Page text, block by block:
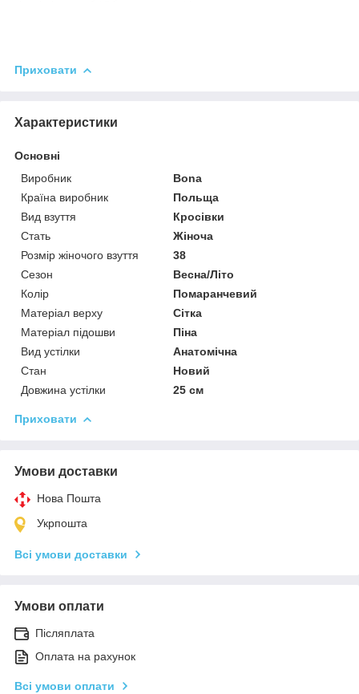
Приховати
Характеристики
Основні
Виробник
Bona
Країна виробник
Польща
Вид взуття
Кросівки
Стать
Жіноча
Розмір жіночого взуття
38
Сезон
Весна/Літо
Колір
Помаранчевий
Матеріал верху
Сітка
Матеріал підошви
Піна
Вид устілки
Анатомічна
Стан
Новий
Довжина устілки
25 см
Приховати
Умови доставки
Нова Пошта
Укрпошта
Всі умови доставки
Умови оплати
Післяплата
Оплата на рахунок
Всі умови оплати